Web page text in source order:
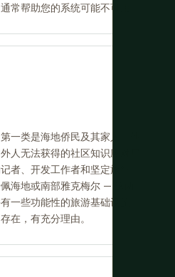
常帮助您的系统可能不可用。
一类是海地侨民及其家人，他
人无法获得的社区知识应对局
者、开发工作者和坚定旅行
海地或南部雅克梅尔 — 这两
一些功能性的旅游基础设施。
在，有充分理由。